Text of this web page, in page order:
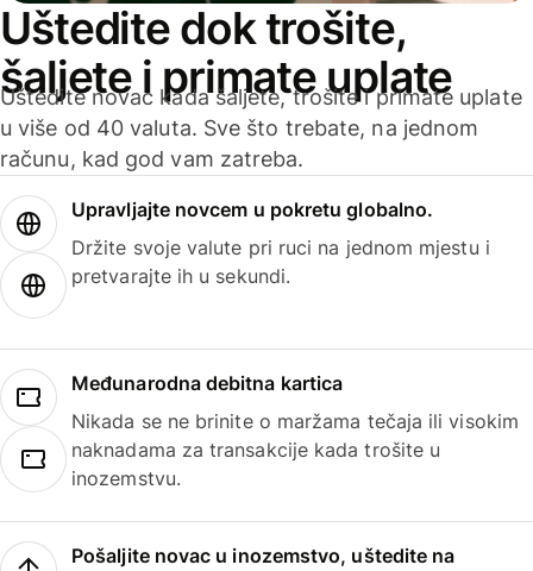
Uštedite dok trošite,
šaljete i primate uplate
Uštedite novac kada šaljete, trošite i primate uplate
u više od 40 valuta. Sve što trebate, na jednom
računu, kad god vam zatreba.
Upravljajte novcem u pokretu globalno.
Držite svoje valute pri ruci na jednom mjestu i
pretvarajte ih u sekundi.
Međunarodna debitna kartica
Nikada se ne brinite o maržama tečaja ili visokim
naknadama za transakcije kada trošite u
inozemstvu.
Pošaljite novac u inozemstvo, uštedite na